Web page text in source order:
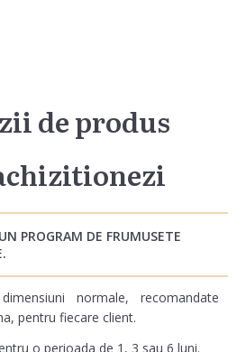
de produs
PROGRAM DE FRUMUSETE
normale, recomandate
pentru fiecare client.
o perioada de 1, 3 sau 6 luni.